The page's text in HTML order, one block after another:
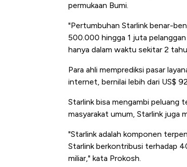
permukaan Bumi.
"Pertumbuhan Starlink benar-
500.000 hingga 1 juta
hanya dalam waktu sekitar 2
Para ahli memprediksi pasar
internet, bernilai lebih dari US$
Starlink bisa mengambi peluang
masyarakat umum, Starlink juga
"Starlink adalah komponen
Starlink berkontribusi terhadap
miliar," kata Prokosh.